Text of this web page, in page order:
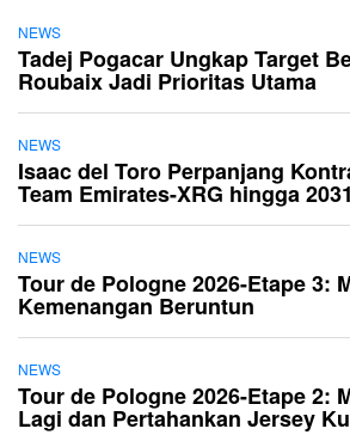
NEWS
Tadej Pogacar Ungkap Target
Roubaix Jadi Prioritas Utama
NEWS
Isaac del Toro Perpanjang
Team Emirates-XRG hingga 2031
NEWS
Tour de Pologne 2026-Etape 3:
Kemenangan Beruntun
NEWS
Tour de Pologne 2026-Etape 2:
Lagi dan Pertahankan Jersey